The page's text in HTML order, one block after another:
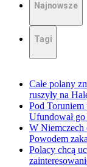
Najnowsze
Tagi
Całe polany
ruszyły na
Pod
Ufundował
W Niemczech
Powodem
Polacy chcą